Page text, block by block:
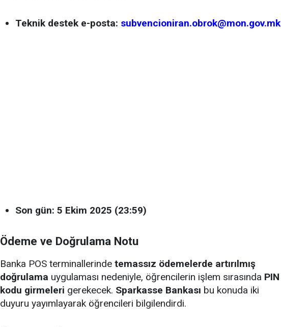
Teknik destek e-posta: subvencioniran.obrok@mon.gov.mk
Son gün: 5 Ekim 2025 (23:59)
Ödeme ve Doğrulama Notu
Banka POS terminallerinde temassız ödemelerde artırılmış
doğrulama uygulaması nedeniyle, öğrencilerin işlem sırasında PIN
kodu girmeleri gerekecek. Sparkasse Bankası bu konuda iki
duyuru yayımlayarak öğrencileri bilgilendirdi.